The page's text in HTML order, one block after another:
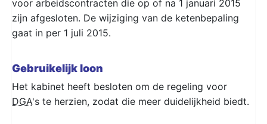
voor arbeidscontracten die op of na 1 januari 2015
zijn afgesloten. De wijziging van de ketenbepaling
gaat in per 1 juli 2015.
Gebruikelijk loon
Het kabinet heeft besloten om de regeling voor
DGA's te herzien, zodat die meer duidelijkheid biedt.